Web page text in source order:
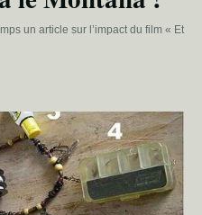
un article sur l’impact du film « Et